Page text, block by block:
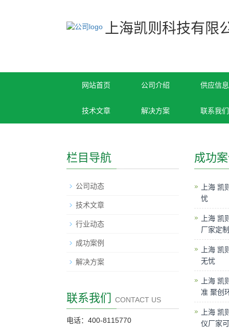
上海凯则科技有限
网站首页 公司介绍 供应信息
技术文章 解决方案 联系我们
成功
上海
忧
上海
厂家定制
上海
无忧
上海
准 聚创
上海
仪厂家
栏目导航
公司动态
技术文章
行业动态
成功案例
解决方案
联系我们 CONTACT US
电话：400-8115770